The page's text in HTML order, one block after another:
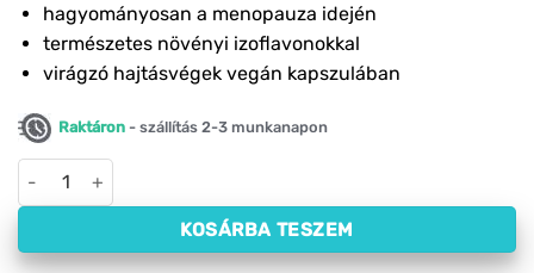
hagyományosan a menopauza idején
természetes növényi izoflavonokkal
virágzó hajtásvégek vegán kapszulában
Raktáron - szállítás 2-3 munkanapon
Vöröshere NOW, 375 mg (100 kapszula) mennyiség
KOSÁRBA TESZEM